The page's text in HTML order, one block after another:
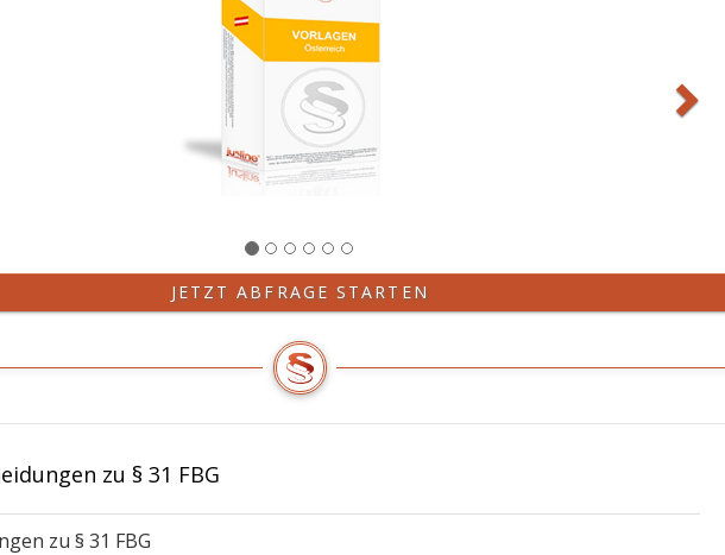
JETZT ABFRAGE STARTEN
zu § 31 FBG
zu § 31 FBG